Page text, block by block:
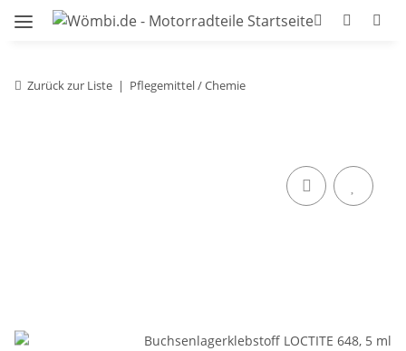
Zurück zur Liste Pflegemittel / Chemie